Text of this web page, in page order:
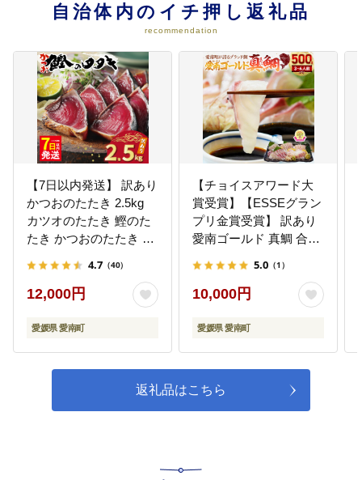
自治体内のイチ押し返礼品
recommendation
【7日以内発送】 訳あり
かつおのたたき 2.5kg
カツオのたたき 鰹のた
たき かつおのたたき 訳
4.7 （40）
12,000円
愛媛県 愛南町
【チョイスアワード大
賞受賞】【ESSEグラン
プリ金賞受賞】 訳あり
愛南ゴールド 真鯛 合計
カマ 塩 オリーブオイル
ソース 付き タイ 河内晩
柑 みかん 柑橘 不揃い
小分け 真空パック 鯛 新
しみ
5.0 （1）
10,000円
愛媛県 愛南町
返礼品はこちら